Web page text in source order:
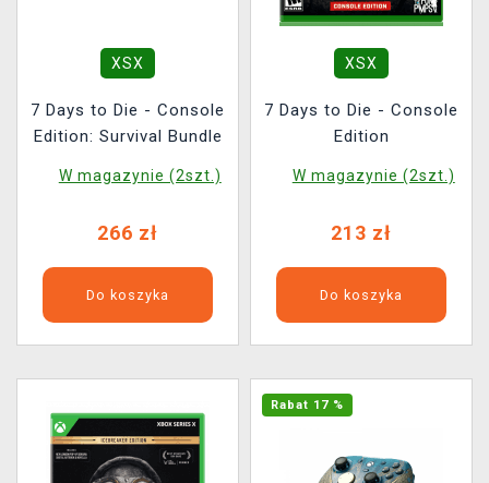
XSX
7 Days to Die - Console
Edition: Survival Bundle
W magazynie (2szt.)
266 zł
Do koszyka
XSX
7 Days to Die - Console
Edition
W magazynie (2szt.)
213 zł
Do koszyka
Rabat 17 %